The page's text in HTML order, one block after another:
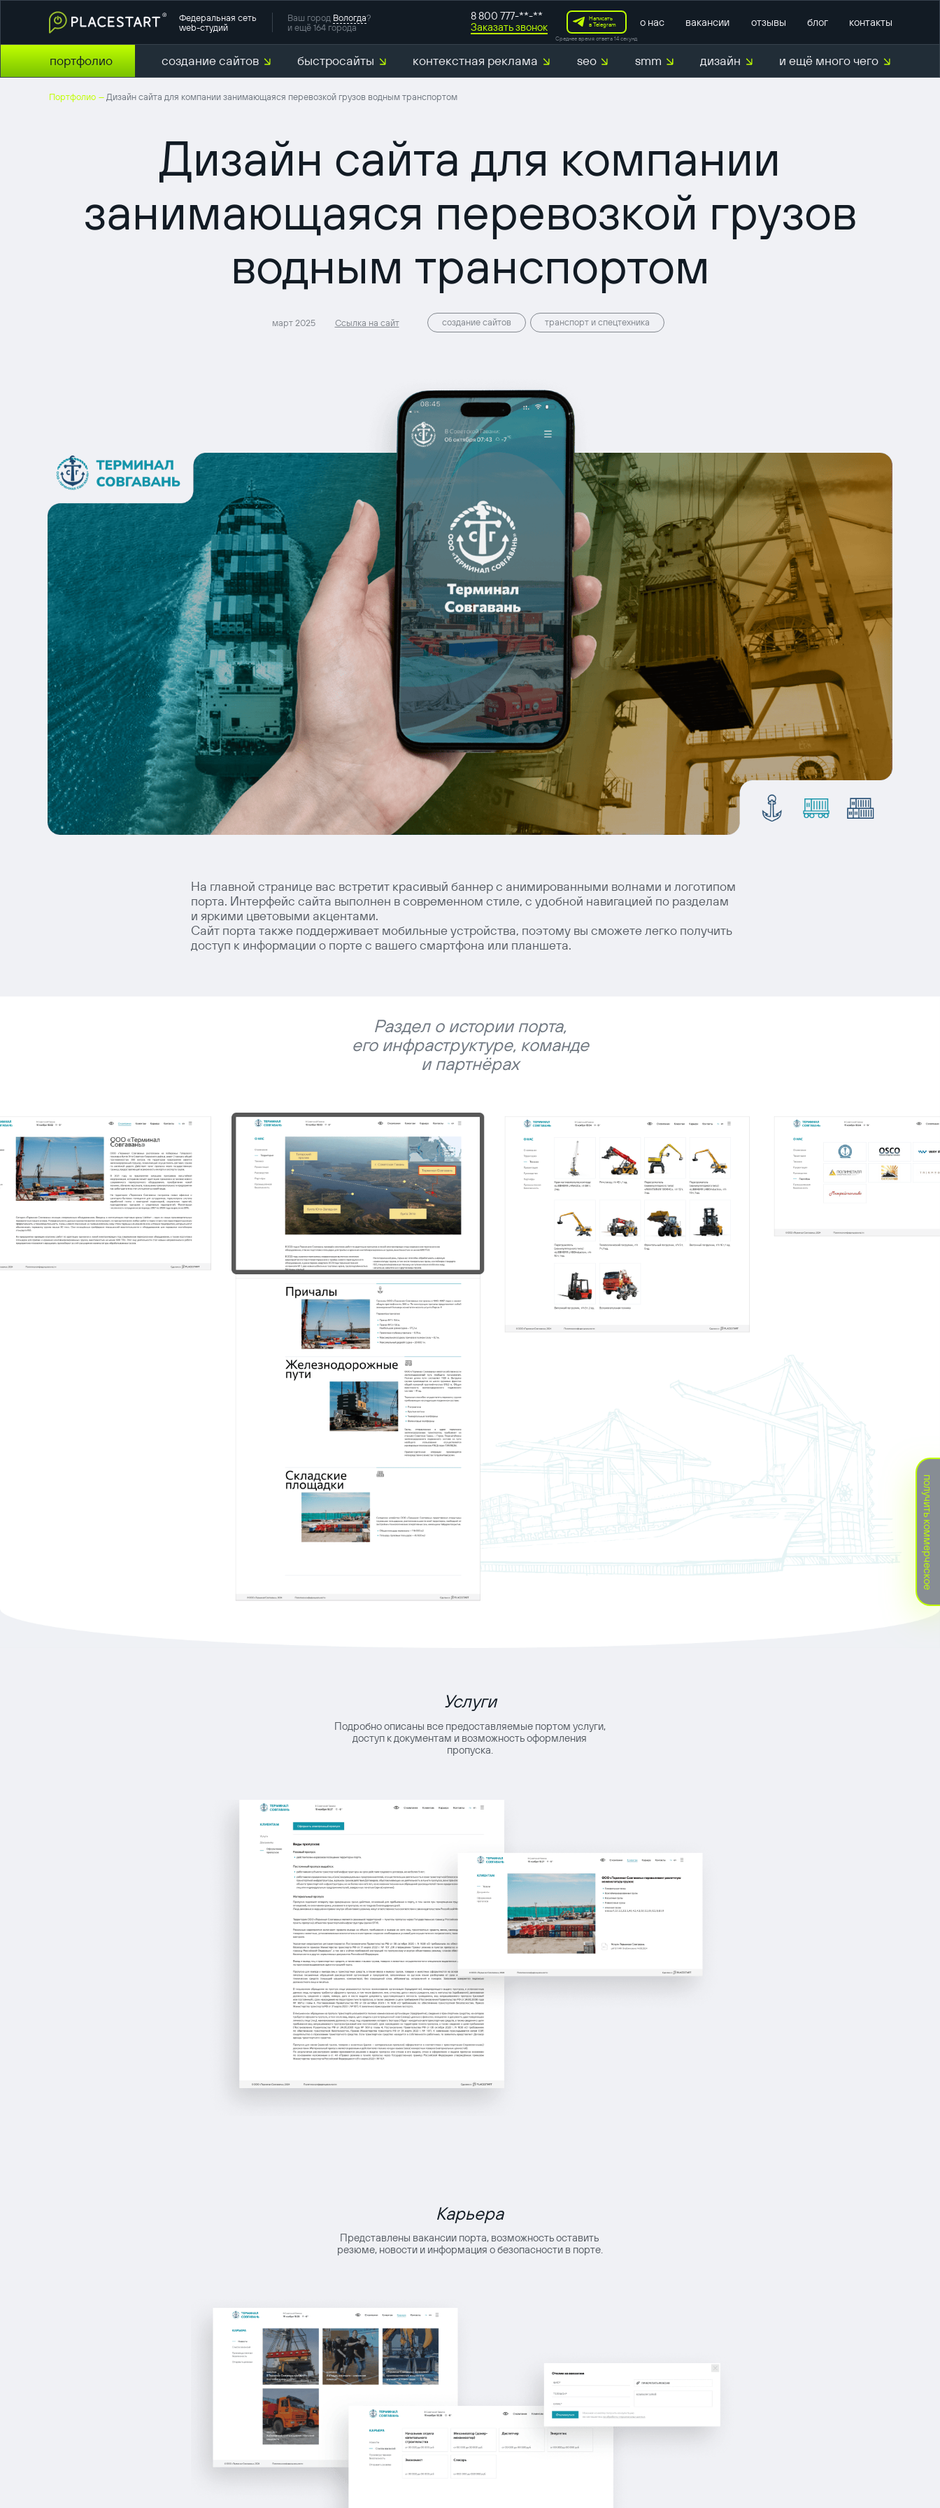
Федеральная сеть
web-студий
Ваш город Вологда?
и ещё 164 города
8 800 777-**-**
Заказать звонок
Написать
в Telegram
Среднее время ответа 14 секунд
о нас вакансии отзывы блог контакты
портфолио создание сайтов быстросайты контекстная реклама seo smm дизайн и ещё много чего
Портфолио — Дизайн сайта для компании занимающаяся перевозкой грузов водным транспортом
получить коммерческое
Дизайн сайта для компании
занимающаяся перевозкой грузов
водным транспортом
март 2025 Ссылка на сайт создание сайтов транспорт и спецтехника
На главной странице вас встретит красивый баннер с анимированными волнами и логотипом
порта. Интерфейс сайта выполнен в современном стиле, с удобной навигацией по разделам
и яркими цветовыми акцентами.
Сайт порта также поддерживает мобильные устройства, поэтому вы сможете легко получить
доступ к информации о порте с вашего смартфона или планшета.
Раздел о истории порта,
его инфраструктуре, команде
и партнёрах
Услуги
Подробно описаны все предоставляемые портом услуги,
доступ к документам и возможность оформления
пропуска.
Карьера
Представлены вакансии порта, возможность оставить
резюме, новости и информация о безопасности в порте.